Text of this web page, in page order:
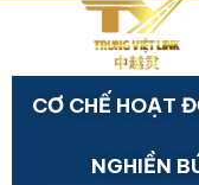
CƠ CHẾ HOẠT
NGHIỀN